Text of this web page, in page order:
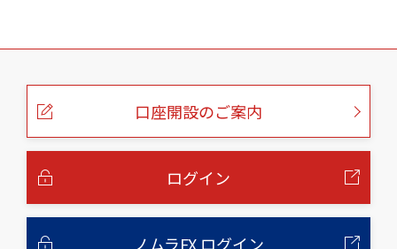
こ
口座開設のご案内
ログイン
ノムラFX ログイン